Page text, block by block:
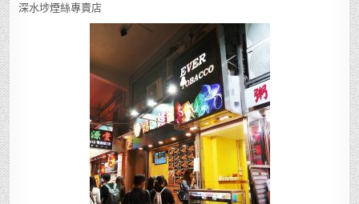
深水埗煙絲專賣店